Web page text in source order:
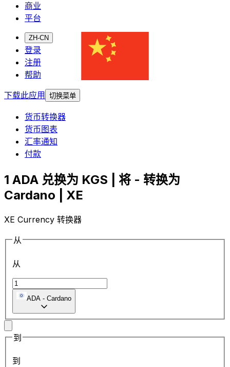
商业
平台
ZH-CN
登录
注册
帮助
下载此应用
切换菜单
货币转换器
货币图表
汇率通知
付款
1 ADA 兑换为 KGS | 将 - 转换为
Cardano | XE
XE Currency 转换器
从
从
ADA - Cardano
到
到